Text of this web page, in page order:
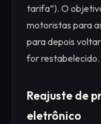
tarifa”). O
motoristas para
para depois
for restabelecido.
Reajuste de
eletrônico